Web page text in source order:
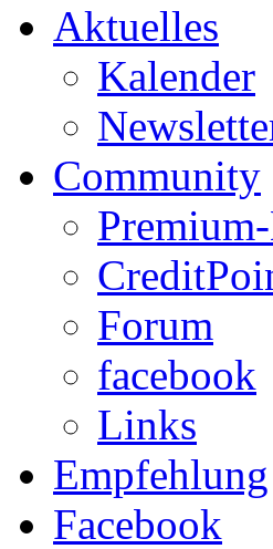
Aktuelles
Kalender
Community
Forum
facebook
Links
Empfehlung
Facebook